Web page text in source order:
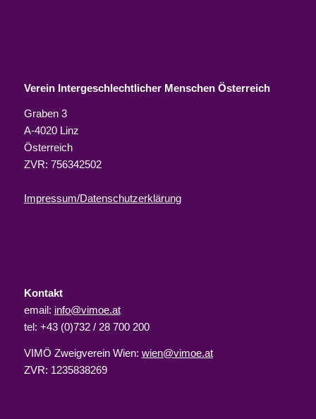
Verein Intergeschlechtlicher Menschen Österreich
Graben 3
A-4020 Linz
Österreich
ZVR: 756342502
Impressum/Datenschutzerklärung
Kontakt
email: info@vimoe.at
tel: +43 (0)732 / 28 700 200
VIMÖ Zweigverein Wien: wien@vimoe.at
ZVR: 1235838269